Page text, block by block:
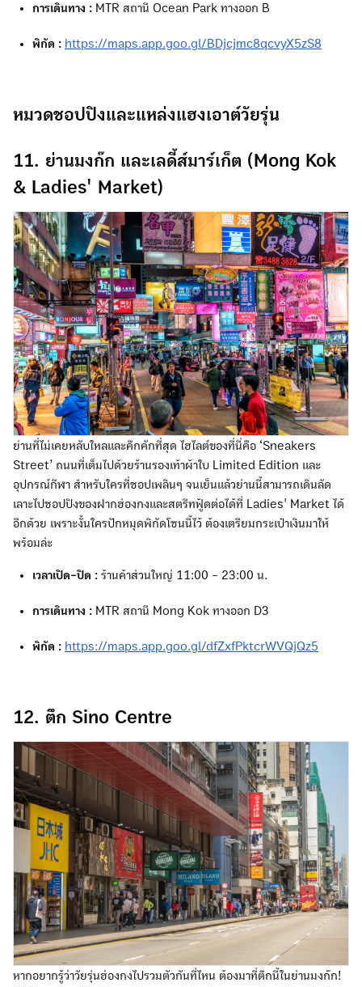
การเดินทาง : MTR สถานี Ocean Park ทางออก B
พิกัด : https://maps.app.goo.gl/BDjcjmc8qcvyX5zS8
หมวดชอปปิงและแหล่งแฮงเอาต์วัยรุ่น
11. ย่านมงก๊ก และเลดี้ส์มาร์เก็ต (Mong Kok
& Ladies' Market)
ย่านที่ไม่เคยหลับใหลและคึกคักที่สุด ไฮไลต์ของที่นี่คือ ‘Sneakers
Street’ ถนนที่เต็มไปด้วยร้านรองเท้าผ้าใบ Limited Edition และ
อุปกรณ์กีฬา สำหรับใครที่ชอปเพลินๆ จนเย็นแล้วย่านนี้สามารถเดินลัด
เลาะไปชอปปิงของฝากฮ่องกงและสตรีทฟู้ดต่อได้ที่ Ladies' Market ได้
อีกด้วย เพราะงั้นใครปักหมุดพิกัดโซนนี้ไว้ ต้องเตรียมกระเป๋าเงินมาให้
พร้อมล่ะ
เวลาเปิด-ปิด : ร้านค้าส่วนใหญ่ 11:00 - 23:00 น.
การเดินทาง : MTR สถานี Mong Kok ทางออก D3
พิกัด : https://maps.app.goo.gl/dfZxfPktcrWVQjQz5
12. ตึก Sino Centre
หากอยากรู้ว่าวัยรุ่นฮ่องกงไปรวมตัวกันที่ไหน ต้องมาที่ตึกนี้ในย่านมงก๊ก!